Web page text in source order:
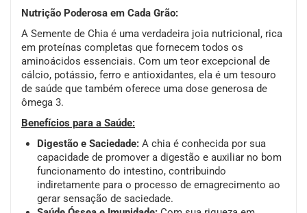
Nutrição Poderosa em Cada Grão:
A Semente de Chia é uma verdadeira joia nutricional, rica
em proteínas completas que fornecem todos os
aminoácidos essenciais. Com um teor excepcional de
cálcio, potássio, ferro e antioxidantes, ela é um tesouro
de saúde que também oferece uma dose generosa de
ômega 3.
Benefícios para a Saúde:
Digestão e Saciedade:A chia é conhecida por sua
capacidade de promover a digestão e auxiliar no bom
funcionamento do intestino, contribuindo
indiretamente para o processo de emagrecimento ao
gerar sensação de saciedade.